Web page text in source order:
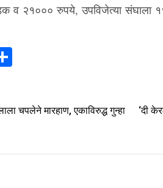
व २१००० रुपये, उपविजेत्या संघाला
चपलेने मारहाण, एकाविरुद्ध गुन्हा
‘दी